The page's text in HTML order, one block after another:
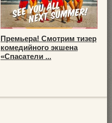
Премьера! Смотрим тизер
комедийного экшена
«Спасатели ...